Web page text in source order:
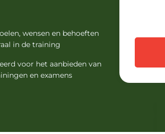
wensen en behoeften
in de training
voor het aanbieden van
en examens